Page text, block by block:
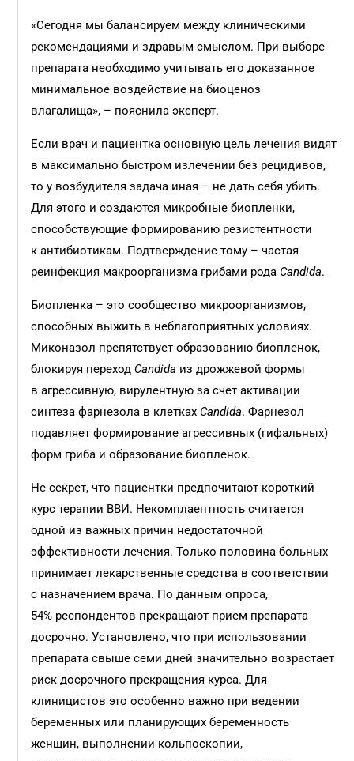
«Сегодня мы балансируем между клиническими
рекомендациями и здравым смыслом. При выборе
препарата необходимо учитывать его доказанное
минимальное воздействие на биоценоз
влагалища», – пояснила эксперт.
Если врач и пациентка основную цель лечения видят
в максимально быстром излечении без рецидивов,
то у возбудителя задача иная – не дать себя убить.
Для этого и создаются микробные биопленки,
способствующие формированию резистентности
к антибиотикам. Подтверждение тому – частая
реинфекция макроорганизма грибами рода Candida.
Биопленка – это сообщество микроорганизмов,
способных выжить в неблагоприятных условиях.
Миконазол препятствует образованию биопленок,
блокируя переход Candida из дрожжевой формы
в агрессивную, вирулентную за счет активации
синтеза фарнезола в клетках Candida. Фарнезол
подавляет формирование агрессивных (гифальных)
форм гриба и образование биопленок.
Не секрет, что пациентки предпочитают короткий
курс терапии ВВИ. Некомплаентность считается
одной из важных причин недостаточной
эффективности лечения. Только половина больных
принимает лекарственные средства в соответствии
с назначением врача. По данным опроса,
54% респондентов прекращают прием препарата
досрочно. Установлено, что при использовании
препарата свыше семи дней значительно возрастает
риск досрочного прекращения курса. Для
клиницистов это особенно важно при ведении
беременных или планирующих беременность
женщин, выполнении кольпоскопии,